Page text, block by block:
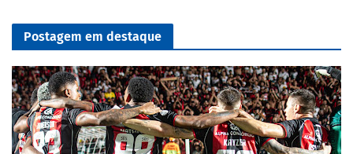
Postagem em destaque